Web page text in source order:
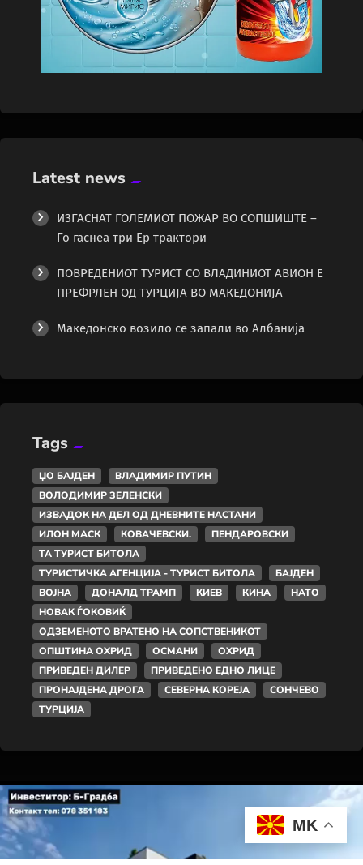
Latest news
ИЗГАСНАТ ГОЛЕМИОТ ПОЖАР ВО СОПШИШТЕ –
Го гаснеа три Ер трактори
ПОВРЕДЕНИОТ ТУРИСТ СО ВЛАДИНИОТ АВИОН Е
ПРЕФРЛЕН ОД ТУРЦИЈА ВО МАКЕДОНИЈА
Македонско возило се запали во Албанија
Tags
ЏО БАЈДЕН
ВЛАДИМИР ПУТИН
ВОЛОДИМИР ЗЕЛЕНСКИ
ИЗВАДОК НА ДЕЛ ОД ДНЕВНИТЕ НАСТАНИ
ИЛОН МАСК
КОВАЧЕВСКИ.
ПЕНДАРОВСКИ
ТА ТУРИСТ БИТОЛА
ТУРИСТИЧКА АГЕНЦИЈА - ТУРИСТ БИТОЛА
БАЈДЕН
ВОЈНА
ДОНАЛД ТРАМП КИЕВ КИНА
НАТО
НОВАК ЃОКОВИЌ
ОДЗЕМЕНОТО ВРАТЕНО НА СОПСТВЕНИКОТ
ОПШТИНА ОХРИД
ОСМАНИ
ОХРИД
ПРИВЕДЕН ДИЛЕР
ПРИВЕДЕНО ЕДНО ЛИЦЕ
ПРОНАЈДЕНА ДРОГА
СЕВЕРНА КОРЕЈА
СОНЧЕВО
ТУРЦИЈА
MK